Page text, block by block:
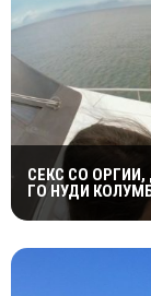
СЕКС СО
ГО НУДИ